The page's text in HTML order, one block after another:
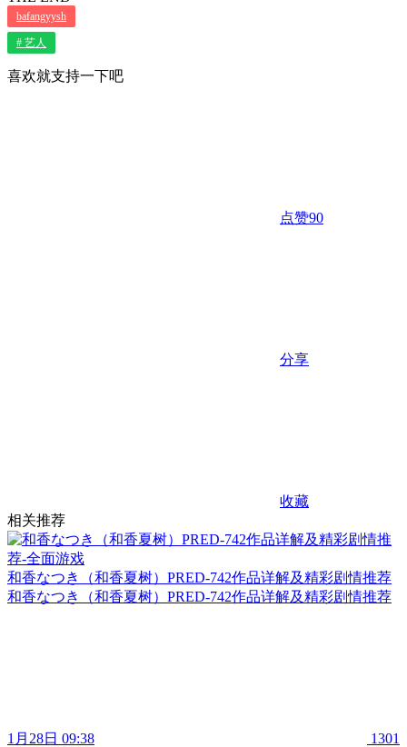
bafangyysh
# 艺人
喜欢就支持一下吧
点赞90
分享
收藏
相关推荐
和香なつき（和香夏树）PRED-742作品详解及精彩剧情推荐
和香なつき（和香夏树）PRED-742作品详解及精彩剧情推荐
1月28日 09:38 1301